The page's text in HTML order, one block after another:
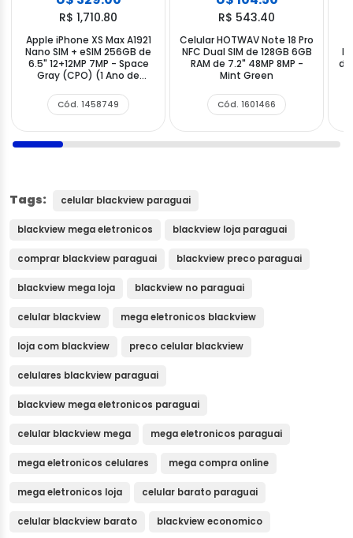
R$ 1,710.80
Apple iPhone XS Max A1921
Nano SIM + eSIM 256GB de
6.5" 12+12MP 7MP - Space
Gray (CPO) (1 Ano de
Cód. 1458749
R$ 543.40
Celular HOTWAV Note 18 Pro
NFC Dual SIM de 128GB 6GB
RAM de 7.2" 48MP 8MP -
Mint Green
Cód. 1601466
de
Tags: celular blackview paraguai
blackview mega eletronicos blackview loja paraguai
comprar blackview paraguai blackview preco paraguai
blackview mega loja blackview no paraguai
celular blackview mega eletronicos blackview
loja com blackview preco celular blackview
celulares blackview paraguai
blackview mega eletronicos paraguai
celular blackview mega mega eletronicos paraguai
mega eletronicos celulares mega compra online
mega eletronicos loja celular barato paraguai
celular blackview barato blackview economico